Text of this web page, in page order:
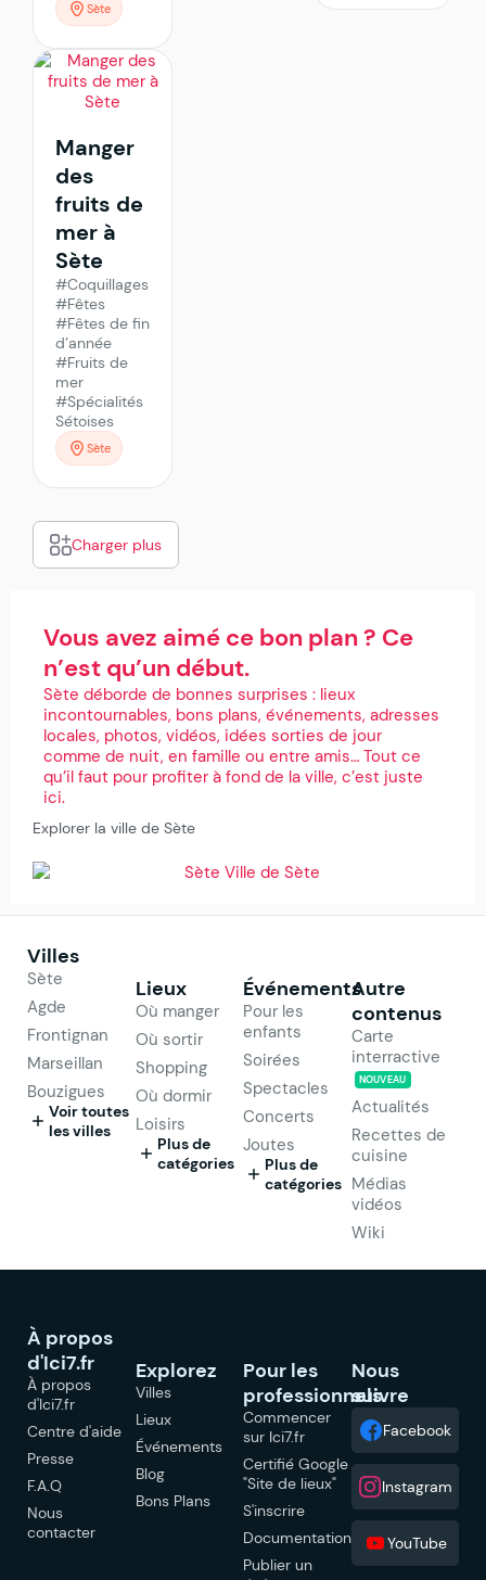
Sète
Manger
des
fruits de
mer à
Sète
#Coquillages
#Fêtes
#Fêtes de fin
d’année
#Fruits de
mer
#Spécialités
Sétoises
Sète
Charger plus
Vous avez aimé ce bon plan ? Ce
n’est qu’un début.
Sète déborde de bonnes surprises : lieux
incontournables, bons plans, événements, adresses
locales, photos, vidéos, idées sorties de jour
comme de nuit, en famille ou entre amis… Tout ce
qu’il faut pour profiter à fond de la ville, c’est juste
ici.
Explorer la ville de Sète
Villes
Sète
Agde
Frontignan
Marseillan
Bouzigues
Voir toutes
les villes
Lieux
Où manger
Où sortir
Shopping
Où dormir
Loisirs
Plus de
catégories
Événements
Pour les
enfants
Soirées
Spectacles
Concerts
Joutes
Plus de
catégories
Autre
contenus
Carte
interractive
NOUVEAU
Actualités
Recettes de
cuisine
Médias
vidéos
Wiki
À propos
d'Ici7.fr
À propos
d'Ici7.fr
Centre d'aide
Presse
F.A.Q
Nous
contacter
Explorez
Villes
Lieux
Événements
Blog
Bons Plans
Pour les
professionnels
Commencer
sur Ici7.fr
Certifié Google
"Site de lieux"
S'inscrire
Documentation
Publier un
Nous
suivre
Facebook
Instagram
YouTube